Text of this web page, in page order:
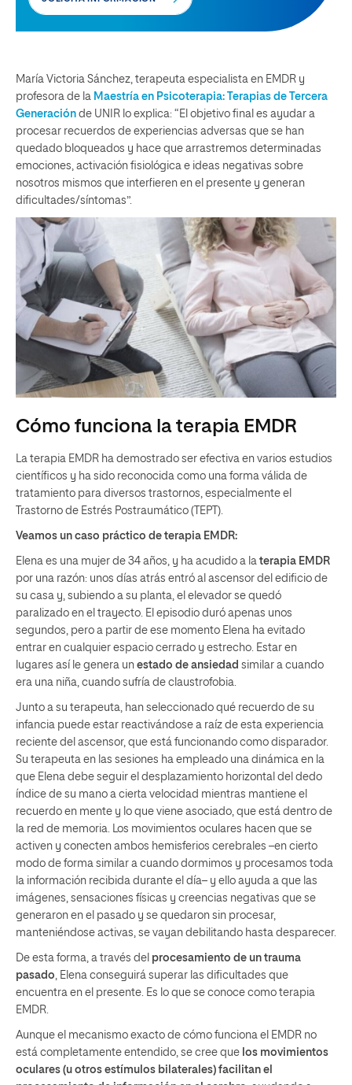
María Victoria Sánchez, terapeuta especialista en EMDR y
profesora de la Maestría en Psicoterapia: Terapias de Tercera
Generación de UNIR lo explica: “El objetivo final es ayudar a
procesar recuerdos de experiencias adversas que se han
quedado bloqueados y hace que arrastremos determinadas
emociones, activación fisiológica e ideas negativas sobre
nosotros mismos que interfieren en el presente y generan
dificultades/síntomas”.
Cómo funciona la terapia EMDR
La terapia EMDR ha demostrado ser efectiva en varios estudios
científicos y ha sido reconocida como una forma válida de
tratamiento para diversos trastornos, especialmente el
Trastorno de Estrés Postraumático (TEPT).
Veamos un caso práctico de terapia EMDR:
Elena es una mujer de 34 años, y ha acudido a la terapia EMDR
por una razón: unos días atrás entró al ascensor del edificio de
su casa y, subiendo a su planta, el elevador se quedó
paralizado en el trayecto. El episodio duró apenas unos
segundos, pero a partir de ese momento Elena ha evitado
entrar en cualquier espacio cerrado y estrecho. Estar en
lugares así le genera un estado de ansiedad similar a cuando
era una niña, cuando sufría de claustrofobia.
Junto a su terapeuta, han seleccionado qué recuerdo de su
infancia puede estar reactivándose a raíz de esta experiencia
reciente del ascensor, que está funcionando como disparador.
Su terapeuta en las sesiones ha empleado una dinámica en la
que Elena debe seguir el desplazamiento horizontal del dedo
índice de su mano a cierta velocidad mientras mantiene el
recuerdo en mente y lo que viene asociado, que está dentro de
la red de memoria. Los movimientos oculares hacen que se
activen y conecten ambos hemisferios cerebrales –en cierto
modo de forma similar a cuando dormimos y procesamos toda
la información recibida durante el día– y ello ayuda a que las
imágenes, sensaciones físicas y creencias negativas que se
generaron en el pasado y se quedaron sin procesar,
manteniéndose activas, se vayan debilitando hasta desparecer.
De esta forma, a través del procesamiento de un trauma
pasado, Elena conseguirá superar las dificultades que
encuentra en el presente. Es lo que se conoce como terapia
EMDR.
Aunque el mecanismo exacto de cómo funciona el EMDR no
está completamente entendido, se cree que los movimientos
oculares (u otros estímulos bilaterales) facilitan el